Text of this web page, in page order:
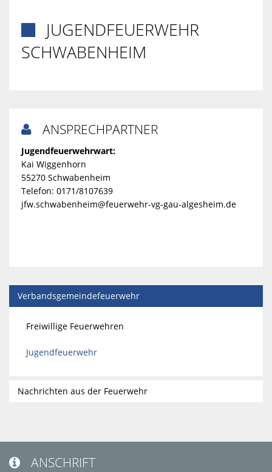
JUGENDFEUERWEHR
SCHWABENHEIM
 ANSPRECHPARTNER
Jugendfeuerwehrwart:
Kai Wiggenhorn
55270 Schwabenheim
Telefon: 0171/8107639
jfw.schwabenheim@feuerwehr-vg-gau-algesheim.de
Verbandsgemeindefeuerwehr
Freiwillige Feuerwehren
Jugendfeuerwehr
Nachrichten aus der Feuerwehr
 ANSCHRIFT